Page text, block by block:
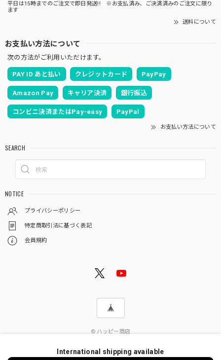
平日は15時までのご注文で即日発送!! ※お支払済み、ご決済済みのご注文に限り
ます
送料について
お支払い方法について
次の方法がご利用いただけます。
PAY ID あと払い クレジットカード PayPay
Amazon Pay キャリア決済 銀行振込
コンビニ決済またはPay-easy PayPal
お支払い方法について
SEARCH
NOTICE
プライバシーポリシー
特定商取引法に基づく表記
会員規約
© ハッピー商店
International shipping available